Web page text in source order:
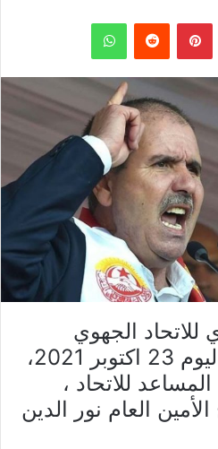
بينتيريست واتساب
للاتحاد الجهوي
للشغل ببنعروس ، اليوم 23 اكتوبر 2021،
للاتحاد ،
العام نور الدين